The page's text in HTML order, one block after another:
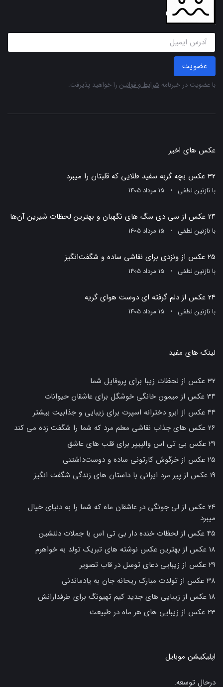
عضویت
با عضویت در خبرنامه شرایط و قوانین را خواهید پذیرفت.
عکس های اخیر
32 عکس بچه گربه سفید طلایی که قلبتان را میبرد
بانازنین لطفی 15 مرداد 1405
24 عکس از سی دی سگ های نگهبان و بهترین لحظات شیرین آن‌ها
بانازنین لطفی 15 مرداد 1405
25 عکس از ونزدی برای نقاشی ساده و شگفت‌انگیز
بانازنین لطفی 15 مرداد 1405
24 عکس از دلم گرفته ای دوست هوای گریه
بانازنین لطفی 15 مرداد 1405
لینک های مفید
32 عکس از لحظات زیبا برای پروفایل شما
34 عکس از میمون خانگی خوشگل برای عاشقان حیوانات
44 عکس از ابرو دخترانه اسپرت برای زیبایی و جذابیت بیشتر
26 عکس های جذاب نقاشی معلم مرد که شما را شگفت زده می کند
29 عکس بی تی اس والپیپر برای قلب های عاشق
25 عکس از خرگوش کارتونی ساده و دوست‌داشتنی
19 عکس از پیر مرد ایرانی با داستان های زندگی شگفت انگیز
24 عکس از لی جونگی در عاشقان ماه که شما را به دنیای خیال
میبرد
45 عکس از لحظات خنده دار بی تی اس با جملات دلنشین
18 عکس از بهترین عکس نوشته های تبریک تولد به خواهرم
29 عکس از زیبایی دعای توسل در قاب تصویر
38 عکس از تولدت مبارک ریحانه جان به یادماندنی
18 عکس از زیبایی های جدید کیم تهیونگ برای طرفدارانش
23 عکس از زیبایی های هر ماه در طبیعت
اپلیکیشن موبایل
درحال توسعه.